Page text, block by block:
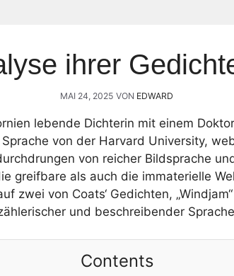
ihrer
MAI 24, 2025 VON EDWARD
lebende Dichterin mit einem
von der Harvard University,
von reicher Bildsprache
greifbare als auch die immaterielle
zwei von Coats‘ Gedichten,
und beschreibender
Contents